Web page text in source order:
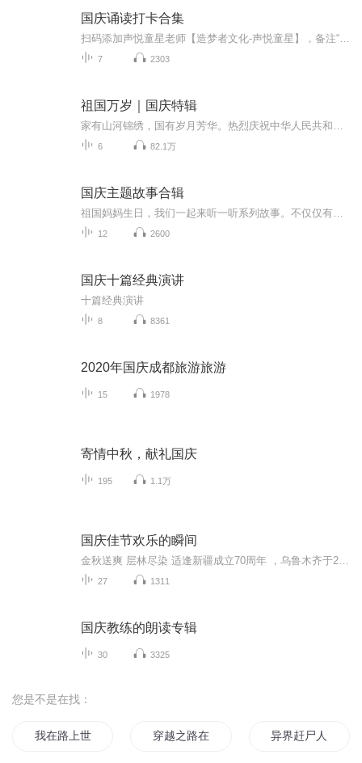
国庆诵读打卡合集
7 2303
祖国万岁｜国庆特辑
6 82.1万
国庆主题故事合辑
12 2600
国庆十篇经典演讲
十篇经典演讲
8 8361
2020年国庆成都旅游旅游
15 1978
寄情中秋，献礼国庆
195 1.1万
国庆佳节欢乐的瞬间
27 1311
国庆教练的朗读专辑
30 3325
您是不是在找：
我在路上世界在我脚下 穿越之路在脚下 异界赶尸人